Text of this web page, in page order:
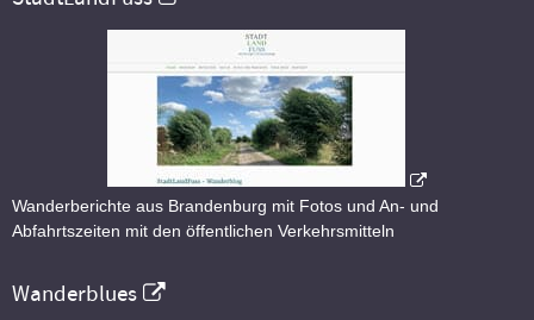
Wanderberichte aus Brandenburg mit Fotos und An- und
Abfahrtszeiten mit den öffentlichen Verkehrsmitteln
Wanderblues